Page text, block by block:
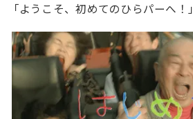
「ようこそ、初めてのひらパーへ！」